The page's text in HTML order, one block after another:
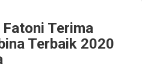
Terima
Terbaik 2020